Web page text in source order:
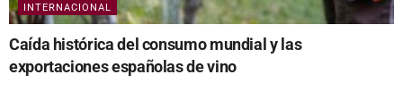
INTERNACIONAL
Caída histórica del consumo mundial y las
exportaciones españolas de vino